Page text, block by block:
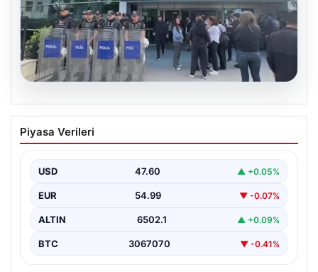
05.08.2026
Avcılar Belediyesi’ne operasyon. 12
şüpheli gözaltına alındı
Piyasa Verileri
USD 47.60 ▲ +0.05%
EUR 54.99 ▼ -0.07%
ALTIN 6502.1 ▲ +0.09%
BTC 3067070 ▼ -0.41%